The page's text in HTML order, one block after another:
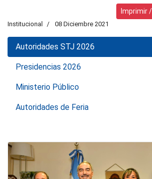
Imprimir
Institucional 08 Diciembre 2021
Autoridades STJ 2026
Presidencias 2026
Ministerio Público
Autoridades de Feria